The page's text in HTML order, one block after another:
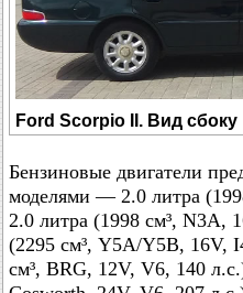
Ford Scorpio II. Вид сбоку
Бензиновые двигатели
моделями — 2.0 литра
2.0 литра (1998 см³, N3A,
(2295 см³, Y5A/Y5B, 16V,
см³, BRG, 12V, V6, 140